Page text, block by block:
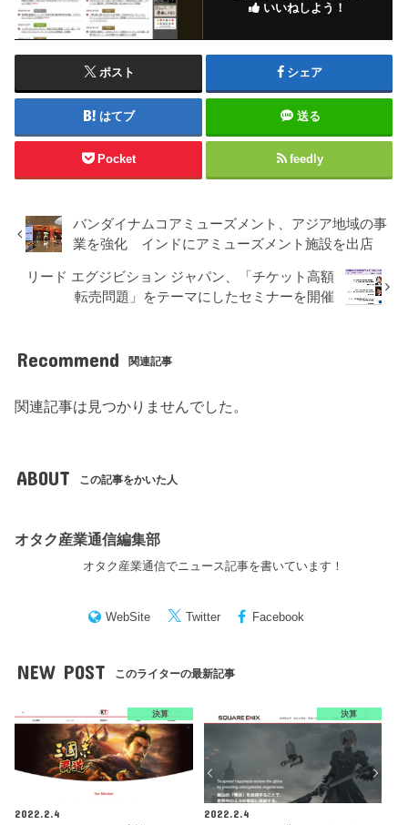
いいねしよう！
ポスト シェア
はてブ 送る
Pocket feedly
バンダイナムコアミューズメント、アジア地域の事
業を強化 インドにアミューズメント施設を出店
リード エグジビション ジャパン、「チケット高額
転売問題」をテーマにしたセミナーを開催
Recommend 関連記事
関連記事は見つかりませんでした。
ABOUT この記事をかいた人
オタク産業通信編集部
オタク産業通信でニュース記事を書いています！
WebSite Twitter Facebook
NEW POST このライターの最新記事
決算
2022.2.4
決算
2022.2.4